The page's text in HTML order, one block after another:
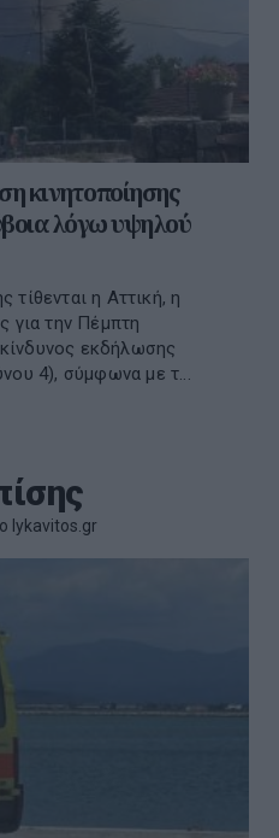
κινητοποίησης
λόγω υψηλού
τίθενται η Αττική, η
για την Πέμπτη
εκδήλωσης
4), σύμφωνα με τ...
lykavitos.gr